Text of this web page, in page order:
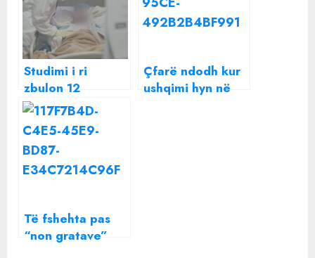
Studimi i ri
zbulon 12
simptomat më të
shpeshta që na
ka lënë pas
Covid-i i zgjatur
Çfarë ndodh kur
ushqimi hyn në
Të fshehta pas
“non gratave”